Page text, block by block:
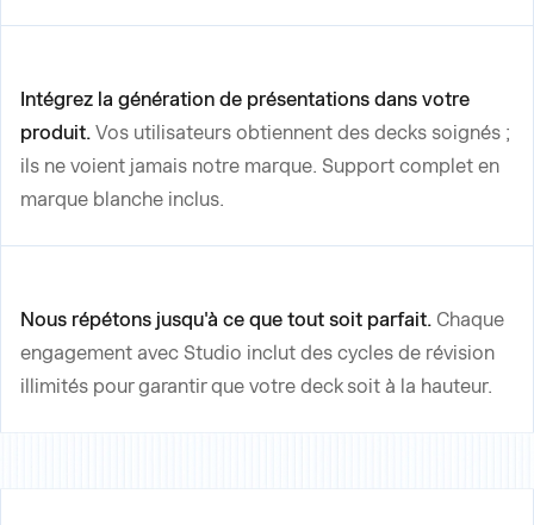
Intégrez la génération de présentations dans votre
produit. Vos utilisateurs obtiennent des decks soignés ;
ils ne voient jamais notre marque. Support complet en
marque blanche inclus.
Nous répétons jusqu'à ce que tout soit parfait. Chaque
engagement avec Studio inclut des cycles de révision
illimités pour garantir que votre deck soit à la hauteur.